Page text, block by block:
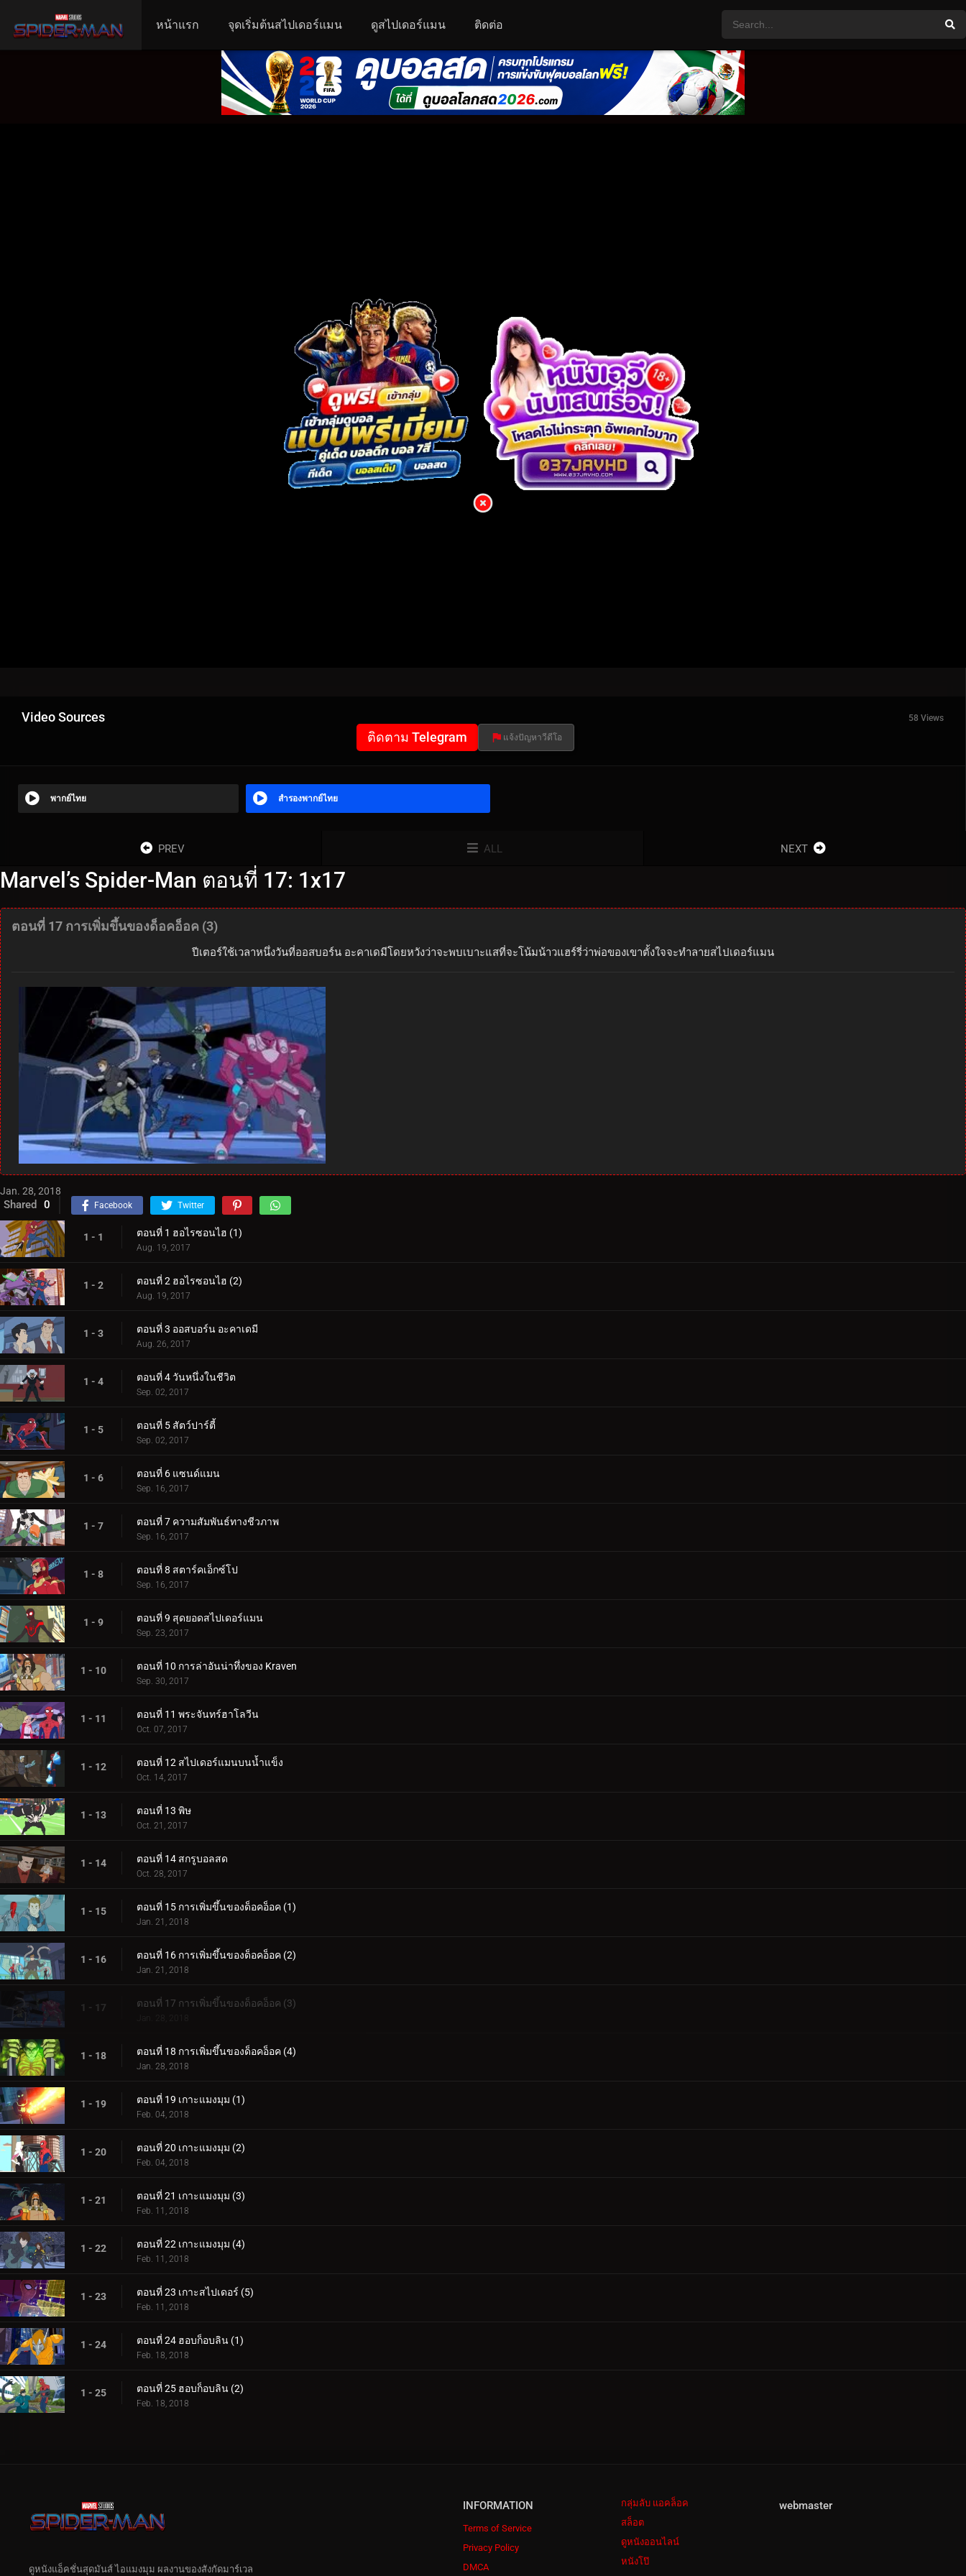
หน้าแรก จุดเริ่มต้นสไปเดอร์แมน ดูสไปเดอร์แมน ติดต่อ
Video Sources 58 Views
ติดตาม Telegram แจ้งปัญหาวีดีโอ
พากย์ไทย สำรองพากย์ไทย
PREV ALL NEXT
Marvel’s Spider-Man ตอนที่ 17: 1x17
ตอนที่ 17 การเพิ่มขึ้นของด็อคอ็อค (3)
ปีเตอร์ใช้เวลาหนึ่งวันที่ออสบอร์น อะคาเดมีโดยหวังว่าจะพบเบาะแสที่จะโน้มน้าวแฮร์รี่ว่าพ่อของเขาตั้งใจจะทำลายสไปเดอร์แมน
Jan. 28, 2018
Shared 0 Facebook Twitter
1 - 1 ตอนที่ 1 ฮอไรซอนไฮ (1)
Aug. 19, 2017
1 - 2 ตอนที่ 2 ฮอไรซอนไฮ (2)
Aug. 19, 2017
1 - 3 ตอนที่ 3 ออสบอร์น อะคาเดมี
Aug. 26, 2017
1 - 4 ตอนที่ 4 วันหนึ่งในชีวิต
Sep. 02, 2017
1 - 5 ตอนที่ 5 สัตว์ปาร์ตี้
Sep. 02, 2017
1 - 6 ตอนที่ 6 แซนด์แมน
Sep. 16, 2017
1 - 7 ตอนที่ 7 ความสัมพันธ์ทางชีวภาพ
Sep. 16, 2017
1 - 8 ตอนที่ 8 สตาร์คเอ็กซ์โป
Sep. 16, 2017
1 - 9 ตอนที่ 9 สุดยอดสไปเดอร์แมน
Sep. 23, 2017
1 - 10 ตอนที่ 10 การล่าอันน่าทึ่งของ Kraven
Sep. 30, 2017
1 - 11 ตอนที่ 11 พระจันทร์ฮาโลวีน
Oct. 07, 2017
1 - 12 ตอนที่ 12 สไปเดอร์แมนบนน้ำแข็ง
Oct. 14, 2017
1 - 13 ตอนที่ 13 พิษ
Oct. 21, 2017
1 - 14 ตอนที่ 14 สกรูบอลสด
Oct. 28, 2017
1 - 15 ตอนที่ 15 การเพิ่มขึ้นของด็อคอ็อค (1)
Jan. 21, 2018
1 - 16 ตอนที่ 16 การเพิ่มขึ้นของด็อคอ็อค (2)
Jan. 21, 2018
1 - 17 ตอนที่ 17 การเพิ่มขึ้นของด็อคอ็อค (3)
Jan. 28, 2018
1 - 18 ตอนที่ 18 การเพิ่มขึ้นของด็อคอ็อค (4)
Jan. 28, 2018
1 - 19 ตอนที่ 19 เกาะแมงมุม (1)
Feb. 04, 2018
1 - 20 ตอนที่ 20 เกาะแมงมุม (2)
Feb. 04, 2018
1 - 21 ตอนที่ 21 เกาะแมงมุม (3)
Feb. 11, 2018
1 - 22 ตอนที่ 22 เกาะแมงมุม (4)
Feb. 11, 2018
1 - 23 ตอนที่ 23 เกาะสไปเดอร์ (5)
Feb. 11, 2018
1 - 24 ตอนที่ 24 ฮอบก็อบลิน (1)
Feb. 18, 2018
1 - 25 ตอนที่ 25 ฮอบก็อบลิน (2)
Feb. 18, 2018
INFORMATION
Terms of Service
Privacy Policy
DMCA
กลุ่มลับ แอคล็อค
สล็อต
ดูหนังออนไลน์
หนังโป๊
webmaster
ดูหนังแอ็คชั่นสุดมันส์ ไอแมงมุม ผลงานของสังกัดมาร์เวล